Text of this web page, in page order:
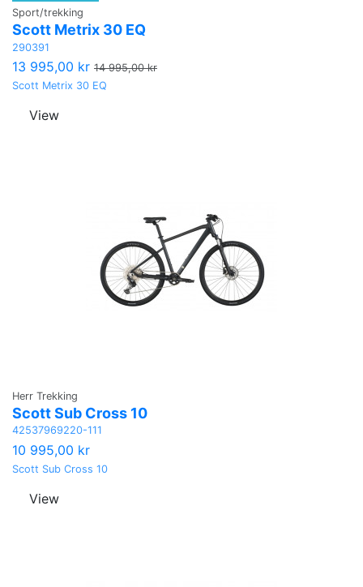
Sport/trekking
Scott Metrix 30 EQ
290391
13 995,00 kr 14 995,00 kr
Scott Metrix 30 EQ
View
Herr Trekking
Scott Sub Cross 10
42537969220-111
10 995,00 kr
Scott Sub Cross 10
View